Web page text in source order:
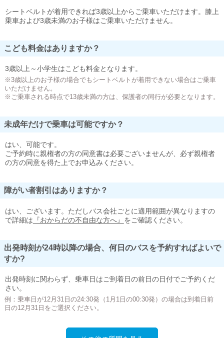
シートベルトが着用できれば3歳以上からご乗車いただけます。膝上
乗車および3歳未満のお子様はご乗車いただけません。
こども料金はありますか？
3歳以上～小学生はこども料金となります。
※3歳以上のお子様の場合でもシートベルトが着用できない場合はご乗車
いただけません。
※ご乗車される時点で13歳未満の方は、保護者の同行が必要となります。
未成年だけで乗車は可能ですか？
はい、可能です。
ご予約時に親権者の方の同意書は必要ございませんが、必ず親権者
の方の同意を得た上でお申込みください。
障がい者割引はありますか？
はい、ございます。ただしバス会社ごとに適用範囲が異なりますの
で詳細は 『おからだの不自由な方へ』 をご確認ください。
出発時刻が24時以降の場合、何日のバスを予約すればよいで
すか?
出発時刻に関わらず、乗車日はご到着日の前日の日付でご予約くだ
さい。
例：乗車日が12月31日の24:30発（1月1日の00:30発）の場合は到着日前
日の12月31日をご選択ください。